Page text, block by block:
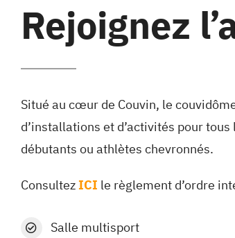
Rejoignez
Situé au cœur de Couvin, le
d’installations et d’activités pour
débutants ou athlètes chevronnés.
ConsultezICI le règlement d’ordre
Salle multisport